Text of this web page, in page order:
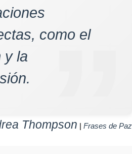
como el
y la
Thompson | Frases de Paz